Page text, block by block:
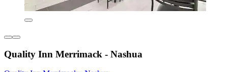
Quality Inn Merrimack - Nashua